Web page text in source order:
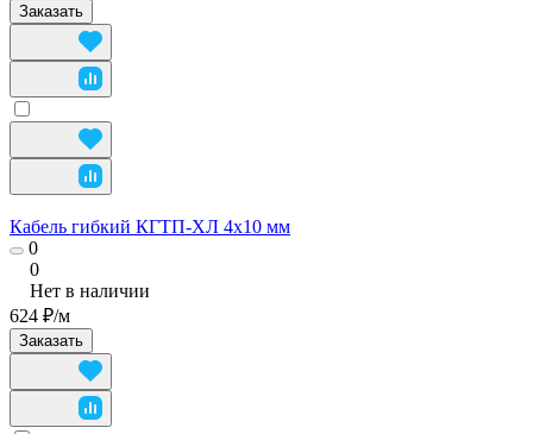
Заказать
Кабель гибкий КГТП-ХЛ 4х10 мм
0
0
Нет в наличии
624 ₽/м
Заказать